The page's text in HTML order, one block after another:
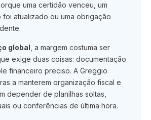
uma certidão venceu, um
foi atualizado ou uma obrigação
global, a margem costuma ser
exige duas coisas: documentação
financeiro preciso. A Greggio
a manterem organização fiscal e
depender de planilhas soltas,
ou conferências de última hora.